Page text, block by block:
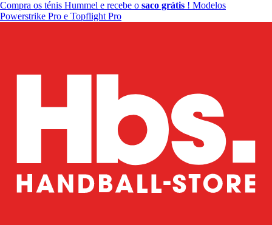
Compra os ténis Hummel e recebe o saco grátis ! Modelos
Powerstrike Pro e Topflight Pro